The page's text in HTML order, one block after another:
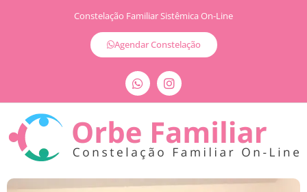
Constelação Familiar Sistêmica On-Line
Agendar Constelação